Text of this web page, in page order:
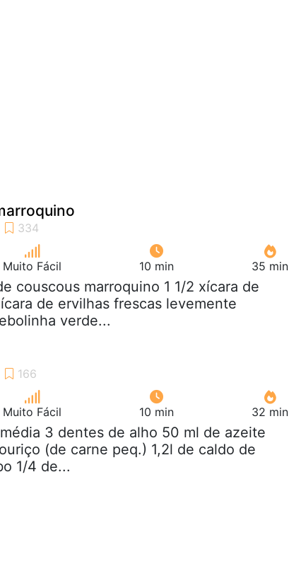
Muito Fácil 10 min 35 min
couscous marroquino 1 1/2 xícara de
de ervilhas frescas levemente
verde...
Muito Fácil 10 min 32 min
3 dentes de alho 50 ml de azeite
(de carne peq.) 1,2l de caldo de
1/4 de...